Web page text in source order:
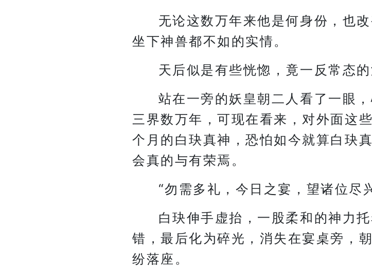
无论这数万年来他是何身份，也
坐下神兽都不如的实情。
天后似是有些恍惚，竟一反常态的
站在一旁的妖皇朝二人看了一眼
三界数万年，可现在看来，对外面这
个月的白玦真神，恐怕如今就算白玦
会真的与有荣焉。
“勿需多礼，今日之宴，望诸位尽
白玦伸手虚抬，一股柔和的神力
错，最后化为碎光，消失在宴桌旁，
纷落座。